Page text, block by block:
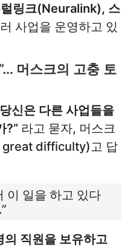
링크(Neuralink), 스
사업을 운영하고 있
머스크의 고충 토
신은 다른 사업들을
?” 라고 묻자, 머스크
great difficulty)고 답
이 일을 하고 있다
의 직원을 보유하고